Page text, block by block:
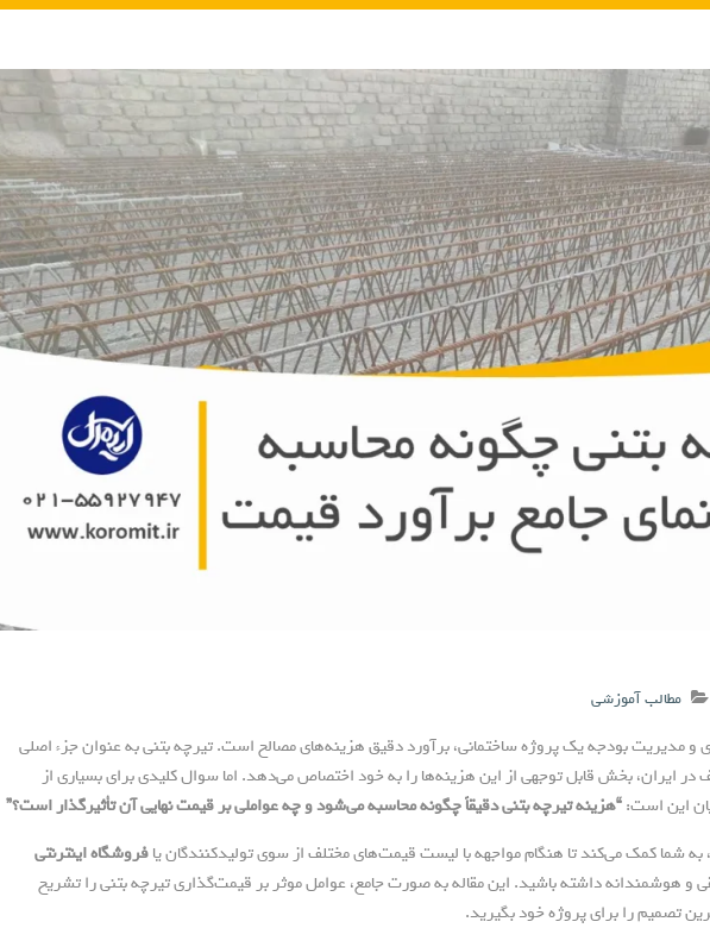
مطالب آموزشی
و مدیریت بودجه یک پروژه ساختمانی، برآورد دقیق هزینه‌های مصالح است. تیرچه بتنی به عنوان جزء اصلی
ایران، بخش قابل توجهی از این هزینه‌ها را به خود اختصاص می‌دهد. اما سوال کلیدی برای بسیاری از
این است:“هزینه تیرچه بتنی دقیقاً چگونه محاسبه می‌شود و چه عواملی بر قیمت نهایی آن تأثیرگذار است؟”
شما کمک می‌کند تا هنگام مواجهه با لیست قیمت‌های مختلف از سوی تولیدکنندگان یافروشگاه اینترنتی
و هوشمندانه داشته باشید. این مقاله به صورت جامع، عوامل موثر بر قیمت‌گذاری تیرچه بتنی را تشریح
تصمیم را برای پروژه خود بگیرید.